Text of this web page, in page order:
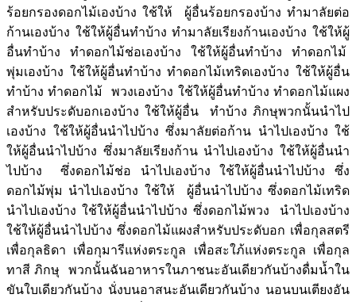
ร้อยกรองดอกไม้เองบ้าง ใช้ให้ ผู้อื่นร้อยกรองบ้าง ทำมาลัยต่อ
ก้านเองบ้าง ใช้ให้ผู้อื่นทำบ้าง ทำมาลัยเรียงก้านเองบ้าง ใช้ให้ผู้
อื่นทำบ้าง ทำดอกไม้ช่อเองบ้าง ใช้ให้ผู้อื่นทำบ้าง ทำดอกไม้
พุ่มเองบ้าง ใช้ให้ผู้อื่นทำบ้าง ทำดอกไม้เทริดเองบ้าง ใช้ให้ผู้อื่น
ทำบ้าง ทำดอกไม้ พวงเองบ้าง ใช้ให้ผู้อื่นทำบ้าง ทำดอกไม้แผง
สำหรับประดับอกเองบ้าง ใช้ให้ผู้อื่น ทำบ้าง ภิกษุพวกนั้นนำไป
เองบ้าง ใช้ให้ผู้อื่นนำไปบ้าง ซึ่งมาลัยต่อก้าน นำไปเองบ้าง ใช้
ให้ผู้อื่นนำไปบ้าง ซึ่งมาลัยเรียงก้าน นำไปเองบ้าง ใช้ให้ผู้อื่นนำ
ไปบ้าง ซึ่งดอกไม้ช่อ นำไปเองบ้าง ใช้ให้ผู้อื่นนำไปบ้าง ซึ่ง
ดอกไม้พุ่ม นำไปเองบ้าง ใช้ให้ ผู้อื่นนำไปบ้าง ซึ่งดอกไม้เทริด
นำไปเองบ้าง ใช้ให้ผู้อื่นนำไปบ้าง ซึ่งดอกไม้พวง นำไปเองบ้าง
ใช้ให้ผู้อื่นนำไปบ้าง ซึ่งดอกไม้แผงสำหรับประดับอก เพื่อกุลสตรี
เพื่อกุลธิดา เพื่อกุมารีแห่งตระกูล เพื่อสะใภ้แห่งตระกูล เพื่อกุล
ทาสี ภิกษุ พวกนั้นฉันอาหารในภาชนะอันเดียวกันบ้างดื่มน้ำใน
ขันใบเดียวกันบ้าง นั่งบนอาสนะอันเดียวกันบ้าง นอนบนเตียงอัน